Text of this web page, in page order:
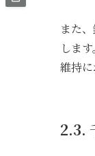
また
しま
維持に
2.3.